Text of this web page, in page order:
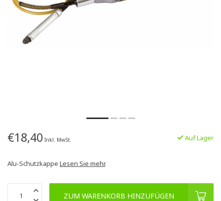
€18,40 Inkl. MwSt. Auf Lager
Alu-Schutzkappe Lesen Sie mehr.
ZUM WARENKORB HINZUFÜGEN